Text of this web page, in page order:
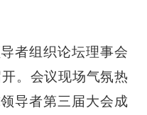
者组织论坛理事会
。会议现场气氛热
导者第三届大会成